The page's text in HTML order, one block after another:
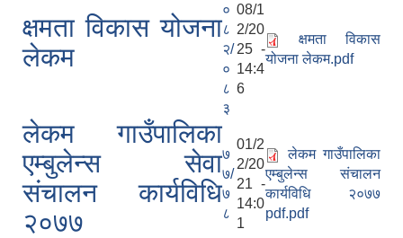
क्षमता विकास योजना
लेकम
०
८
२/
०
८
३
08/1
2/20
25 -
14:4
6
क्षमता विकास
योजना लेकम.pdf
लेकम गाउँपालिका
एम्बुलेन्स सेवा
संचालन कार्यविधि
२०७७
७
७/
७
८
01/2
2/20
21 -
14:0
1
लेकम गाउँपालिका
एम्बुलेन्स संचालन
कार्यविधि २०७७
pdf.pdf